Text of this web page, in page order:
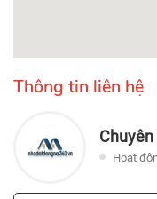
Thông tin liên hệ
Hoạt